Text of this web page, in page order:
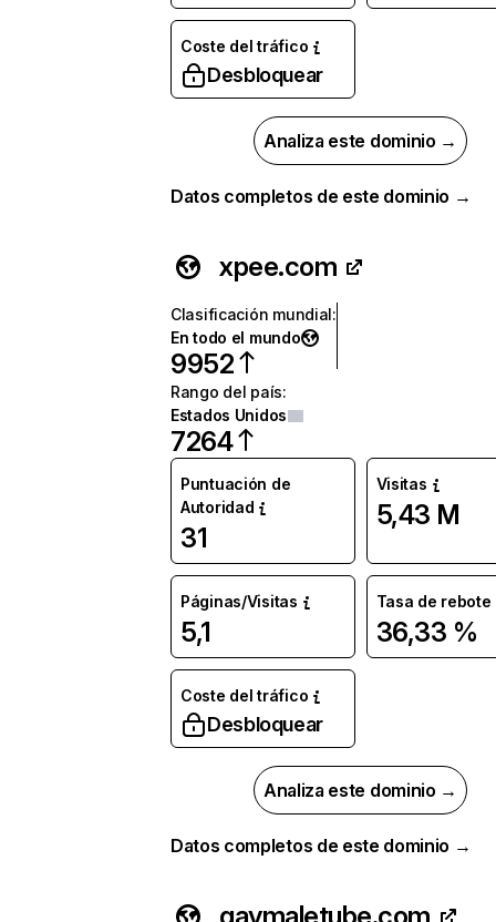
Coste del tráfico
Desbloquear
Analiza este dominio →
Datos completos de este dominio →
xpee.com
Clasificación mundial:
En todo el mundo
9952
Rango del país:
Estados Unidos
7264
Puntuación de
Autoridad
31
Visitas
5,43 M
Páginas/Visitas
5,1
Tasa de rebote
36,33 %
Coste del tráfico
Desbloquear
Analiza este dominio →
Datos completos de este dominio →